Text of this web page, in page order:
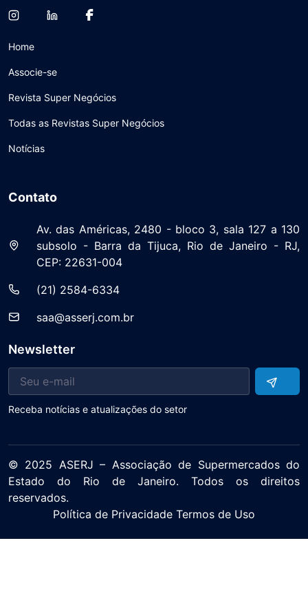
Home
Associe-se
Revista Super Negócios
Todas as Revistas Super Negócios
Notícias
Contato
Av. das Américas, 2480 - bloco 3, sala 127 a 130
subsolo - Barra da Tijuca, Rio de Janeiro - RJ,
CEP: 22631-004
(21) 2584-6334
saa@asserj.com.br
Newsletter
Receba notícias e atualizações do setor
© 2025 ASERJ – Associação de Supermercados do
Estado do Rio de Janeiro. Todos os direitos
reservados.
Política de Privacidade Termos de Uso